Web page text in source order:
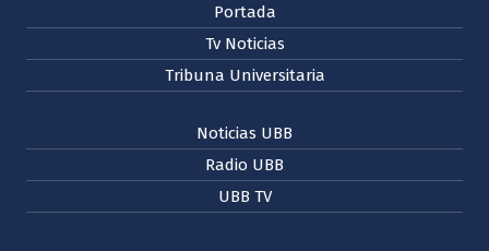
Portada
Tv Noticias
Tribuna Universitaria
Noticias UBB
Radio UBB
UBB TV